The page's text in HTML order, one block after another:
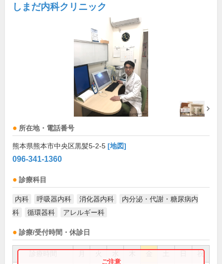
しまだ内科クリニック
所在地・電話番号
熊本県熊本市中央区黒髪5-2-5 [地図]
096-341-1360
診療科目
内科 呼吸器内科 消化器内科
内分泌・代謝・糖尿病内
科
循環器科 アレルギー科
診療/受付時間・休診日
祝